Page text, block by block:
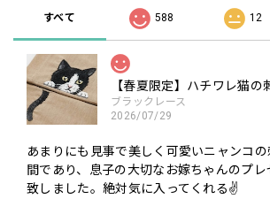
すべて 588 12
ブラックレース
2026/07/29
あまりにも見事で美しく可愛いニャンコ
間であり、息子の大切なお嫁ちゃんのプ
致しました。絶対気に入ってくれる✌️